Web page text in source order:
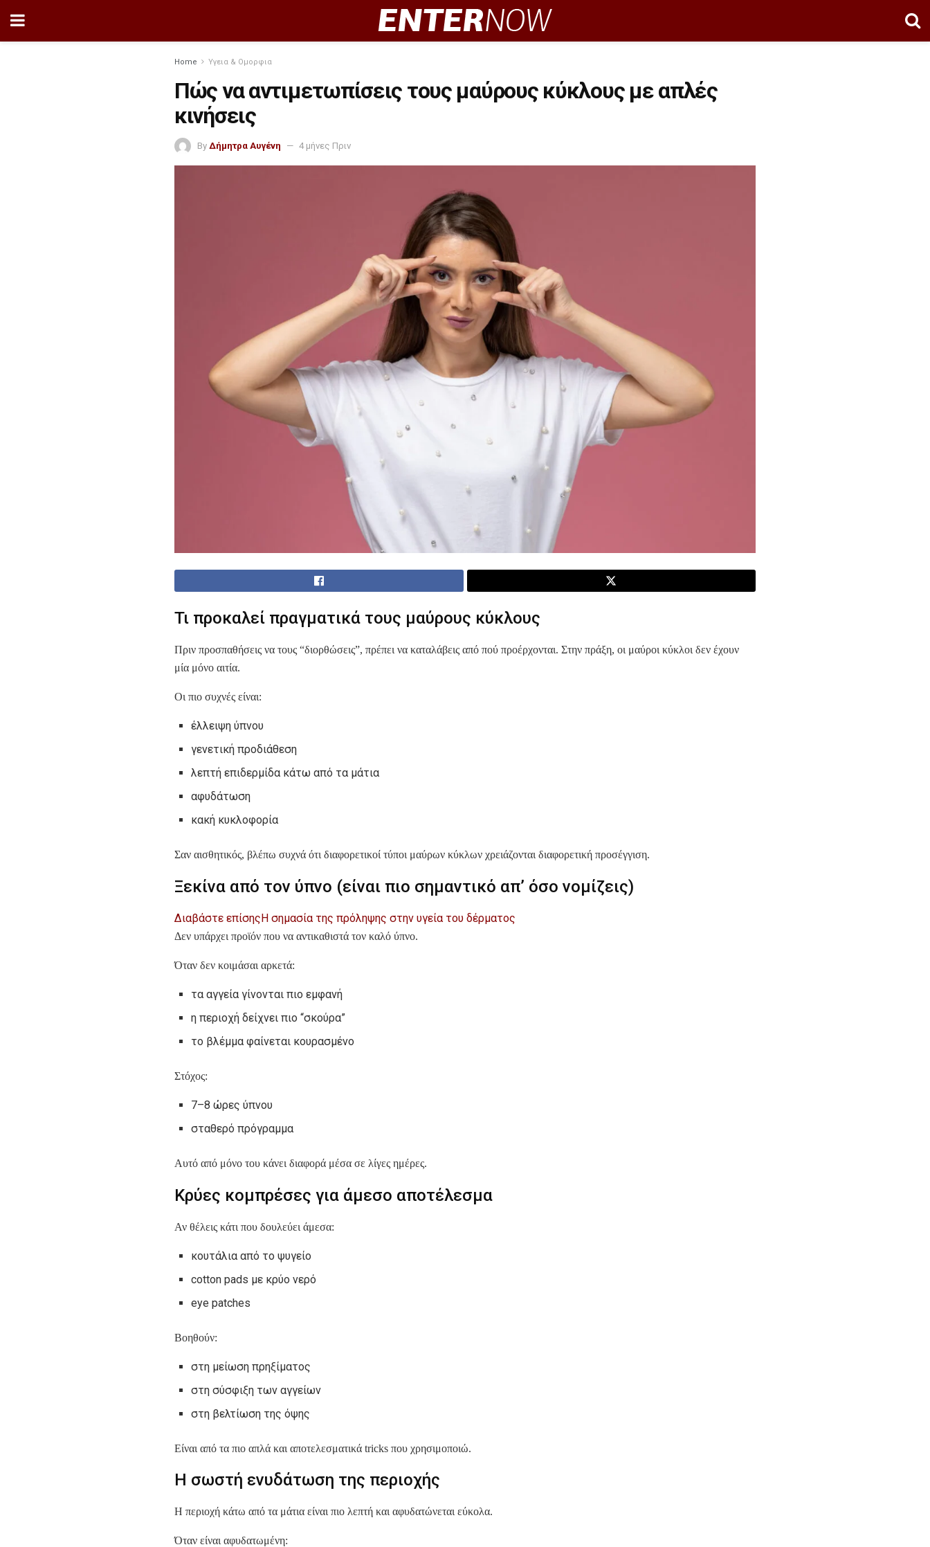
Home Υγεια & Ομορφια
Πώς να αντιμετωπίσεις τους μαύρους κύκλους με απλές
κινήσεις
By Δήμητρα Αυγένη 4 μήνες Πριν
Τι προκαλεί πραγματικά τους μαύρους κύκλους
Πριν προσπαθήσεις να τους “διορθώσεις”, πρέπει να καταλάβεις από πού προέρχονται. Στην πράξη, οι μαύροι κύκλοι δεν έχουν
μία μόνο αιτία.
Οι πιο συχνές είναι:
έλλειψη ύπνου
γενετική προδιάθεση
λεπτή επιδερμίδα κάτω από τα μάτια
αφυδάτωση
κακή κυκλοφορία
Σαν αισθητικός, βλέπω συχνά ότι διαφορετικοί τύποι μαύρων κύκλων χρειάζονται διαφορετική προσέγγιση.
Ξεκίνα από τον ύπνο (είναι πιο σημαντικό απ’ όσο νομίζεις)
Διαβάστε επίσηςΗ σημασία της πρόληψης στην υγεία του δέρματος
Δεν υπάρχει προϊόν που να αντικαθιστά τον καλό ύπνο.
Όταν δεν κοιμάσαι αρκετά:
τα αγγεία γίνονται πιο εμφανή
η περιοχή δείχνει πιο “σκούρα”
το βλέμμα φαίνεται κουρασμένο
Στόχος:
7–8 ώρες ύπνου
σταθερό πρόγραμμα
Αυτό από μόνο του κάνει διαφορά μέσα σε λίγες ημέρες.
Κρύες κομπρέσες για άμεσο αποτέλεσμα
Αν θέλεις κάτι που δουλεύει άμεσα:
κουτάλια από το ψυγείο
cotton pads με κρύο νερό
eye patches
Βοηθούν:
στη μείωση πρηξίματος
στη σύσφιξη των αγγείων
στη βελτίωση της όψης
Είναι από τα πιο απλά και αποτελεσματικά tricks που χρησιμοποιώ.
Η σωστή ενυδάτωση της περιοχής
Η περιοχή κάτω από τα μάτια είναι πιο λεπτή και αφυδατώνεται εύκολα.
Όταν είναι αφυδατωμένη: